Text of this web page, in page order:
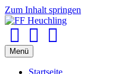
Zum Inhalt springen
Menü
Startseite